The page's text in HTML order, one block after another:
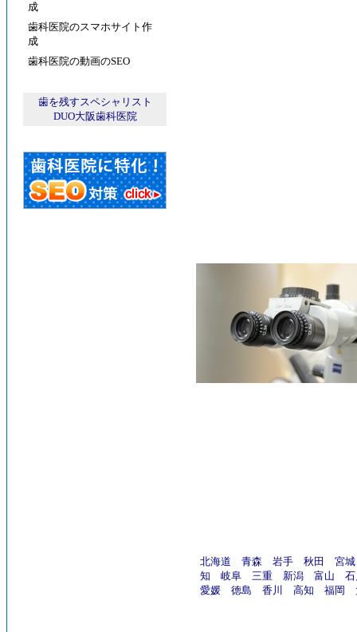
成
歯科医院のスマホサイト作
成
歯科医院の動画のSEO
歯を残すスペシャリスト
DUO大阪歯科医院
北海道 青森 岩手 秋田
宮城
知
岐阜 三重 新潟 富山
愛媛
徳島 香川 高知 福岡